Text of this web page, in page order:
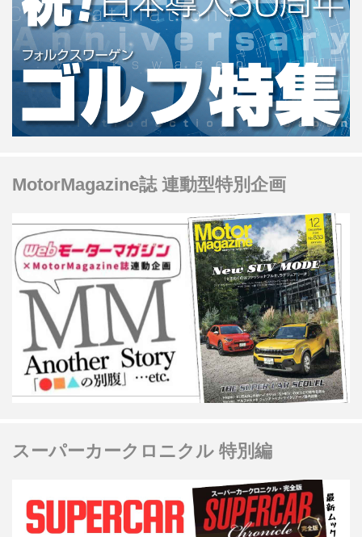
MotorMagazine誌 連動型特別企画
スーパーカークロニクル 特別編